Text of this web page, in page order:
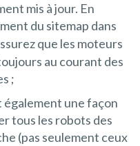
mis à jour. En
du sitemap dans
que les moteurs
au courant des
;
également une façon
tous les robots des
(pas seulement ceux